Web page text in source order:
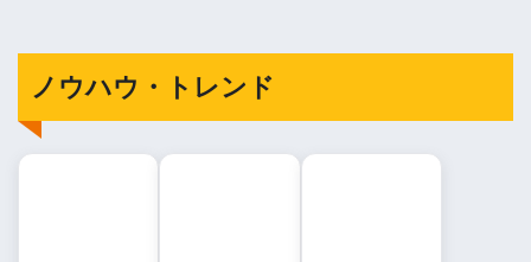
ノウハウ・トレンド